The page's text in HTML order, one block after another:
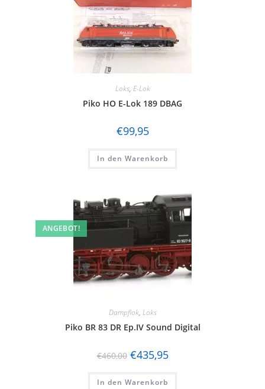
Loks, E-Lok
Piko HO E-Lok 189 DBAG
€99,95
In den Warenkorb
ANGEBOT!
Dampflok, Loks
Piko BR 83 DR Ep.IV Sound Digital
€460,00 €435,95
In den Warenkorb